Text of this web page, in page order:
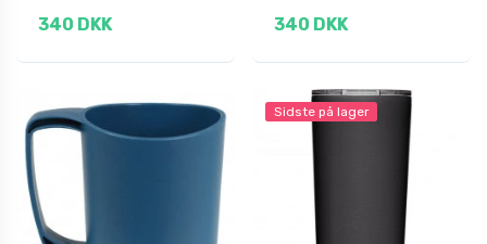
340 DKK 340 DKK
Sidste på lager